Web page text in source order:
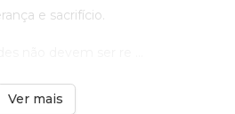
e sacrifício.
Ver mais